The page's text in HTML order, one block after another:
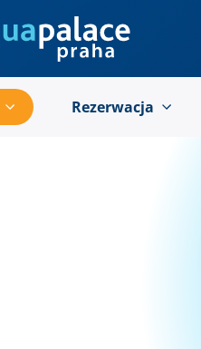
Rezerwacja